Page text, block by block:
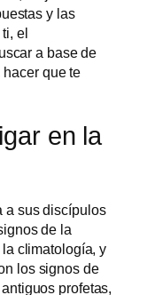
y las
el
a base de
que te
en la
a sus discípulos
de la
climatología, y
los signos de
profetas,